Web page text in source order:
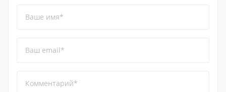
Ваше имя*
Ваш email*
Комментарий*